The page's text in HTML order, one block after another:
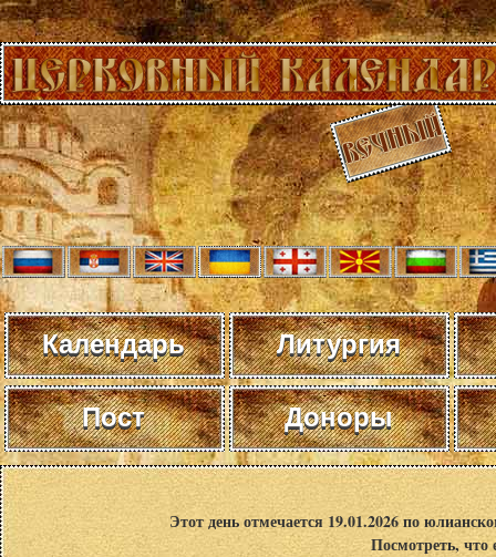
Календарь Литургия
Пост Доноры
Этот день отмечается 19.01.2026 по
Посмотреть,